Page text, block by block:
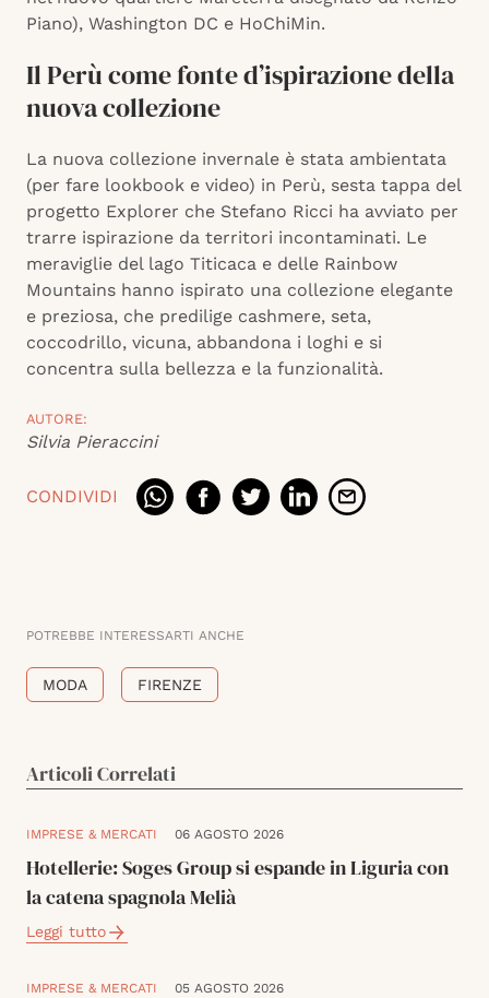
Piano), Washington DC e HoChiMin.
Il Perù come fonte d’ispirazione della
nuova collezione
La nuova collezione invernale è stata ambientata
(per fare lookbook e video) in Perù, sesta tappa del
progetto Explorer che Stefano Ricci ha avviato per
trarre ispirazione da territori incontaminati. Le
meraviglie del lago Titicaca e delle Rainbow
Mountains hanno ispirato una collezione elegante
e preziosa, che predilige cashmere, seta,
coccodrillo, vicuna, abbandona i loghi e si
concentra sulla bellezza e la funzionalità.
AUTORE:
Silvia Pieraccini
CONDIVIDI
POTREBBE INTERESSARTI ANCHE
MODA FIRENZE
Articoli Correlati
IMPRESE & MERCATI 06 AGOSTO 2026
Hotellerie: Soges Group si espande in Liguria con
la catena spagnola Melià
Leggi tutto
IMPRESE & MERCATI 05 AGOSTO 2026